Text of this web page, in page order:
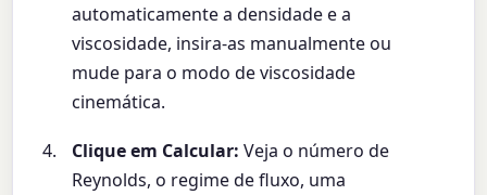
automaticamente a densidade e a
viscosidade, insira-as manualmente ou
mude para o modo de viscosidade
cinemática.
Clique em Calcular: Veja o número de
Reynolds, o regime de fluxo, uma